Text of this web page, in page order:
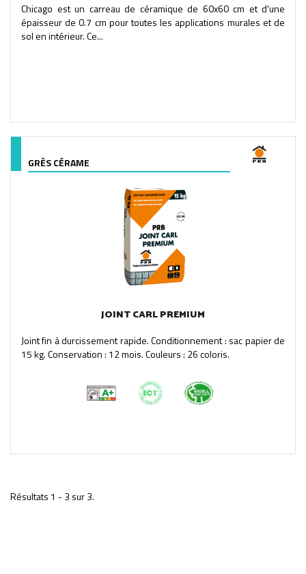
Chicago est un carreau de céramique de 60x60 cm et d'une
épaisseur de 0.7 cm pour toutes les applications murales et de
sol en intérieur. Ce...
GRÈS CÉRAME
JOINT CARL PREMIUM
Joint fin à durcissement rapide. Conditionnement : sac papier de
15 kg. Conservation : 12 mois. Couleurs : 26 coloris.
Résultats 1 - 3 sur 3.